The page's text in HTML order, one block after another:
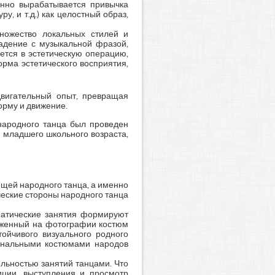
вырабатывается привычка
и т.д.) как целостный образ,
локальных стилей и
с музыкальной фразой,
в эстетическую операцию,
эстетического восприятия,
опыт, превращая
и движение.
танца был проведен
школьного возраста,
народного танца, а именно
стороны народного танца
занятия формируют
на фотографии костюм
визуального родного
костюмами народов
занятий танцами. Что